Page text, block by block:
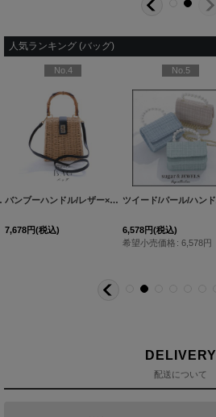
人気ランキング (バッグ)
[OF01] [YB-2407-kj-BE]
No.4
バンブーハンドル/レザー×スプリットラタンカゴバッグ[OF01]
7,678円(税込)
No.5
6,578円(税込)
希望小売価格 : 6,578円
DELIVERY
配送について